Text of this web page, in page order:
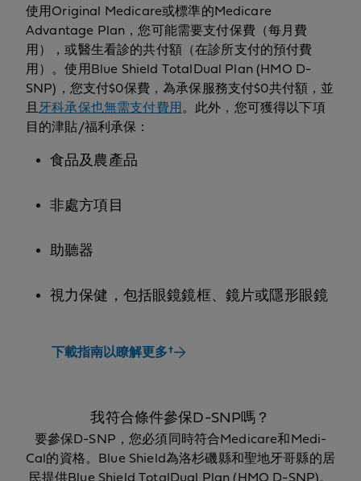
使用Original Medicare或標準的Medicare
Advantage Plan，您可能需要支付保費（每月費
用），或醫生看診的共付額（在診所支付的預付費
用）。使用Blue Shield TotalDual Plan (HMO D-
SNP)，您支付$0保費，為承保服務支付$0共付額，並
且 牙科承保也無需支付費用 。此外，您可獲得以下項
目的津貼/福利承保：
食品及農產品
非處方項目
助聽器
視力保健，包括眼鏡鏡框、鏡片或隱形眼鏡
下載指南以瞭解更多†
我符合條件參保D-SNP嗎？
要參保D-SNP，您必須同時符合Medicare和Medi-
Cal的資格。Blue Shield為洛杉磯縣和聖地牙哥縣的居
民提供Blue Shield TotalDual Plan (HMO D-SNP)。